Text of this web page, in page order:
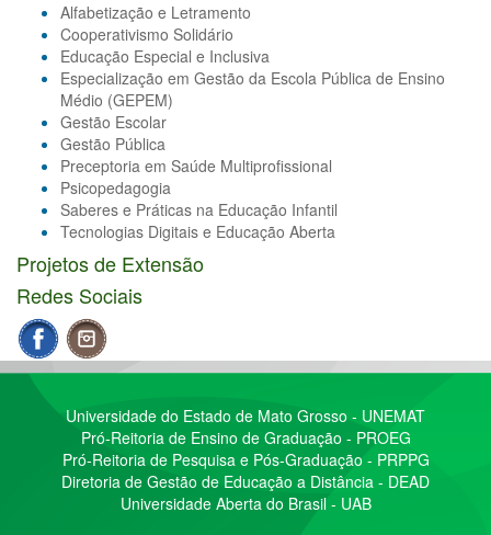
Alfabetização e Letramento
Cooperativismo Solidário
Educação Especial e Inclusiva
Especialização em Gestão da Escola Pública de Ensino
Médio (GEPEM)
Gestão Escolar
Gestão Pública
Preceptoria em Saúde Multiprofissional
Psicopedagogia
Saberes e Práticas na Educação Infantil
Tecnologias Digitais e Educação Aberta
Projetos de Extensão
Redes Sociais
Universidade do Estado de Mato Grosso - UNEMAT
Pró-Reitoria de Ensino de Graduação - PROEG
Pró-Reitoria de Pesquisa e Pós-Graduação - PRPPG
Diretoria de Gestão de Educação a Distância - DEAD
Universidade Aberta do Brasil - UAB